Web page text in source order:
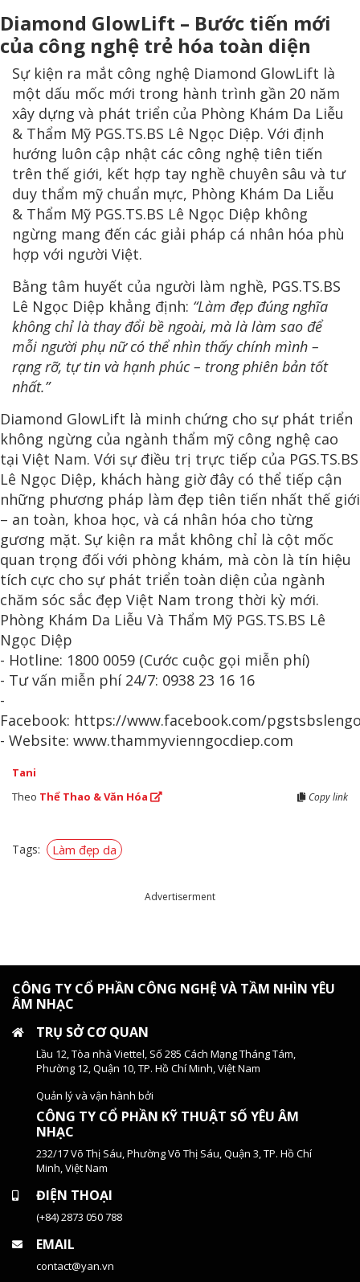
Diamond GlowLift – Bước tiến mới
của công nghệ trẻ hóa toàn diện
Sự kiện ra mắt công nghệ Diamond GlowLift là
một dấu mốc mới trong hành trình gần 20 năm
xây dựng và phát triển của Phòng Khám Da Liễu
& Thẩm Mỹ PGS.TS.BS Lê Ngọc Diệp. Với định
hướng luôn cập nhật các công nghệ tiên tiến
trên thế giới, kết hợp tay nghề chuyên sâu và tư
duy thẩm mỹ chuẩn mực, Phòng Khám Da Liễu
& Thẩm Mỹ PGS.TS.BS Lê Ngọc Diệp không
ngừng mang đến các giải pháp cá nhân hóa phù
hợp với người Việt.
Bằng tâm huyết của người làm nghề, PGS.TS.BS
Lê Ngọc Diệp khẳng định: “Làm đẹp đúng nghĩa
không chỉ là thay đổi bề ngoài, mà là làm sao để
mỗi người phụ nữ có thể nhìn thấy chính mình –
rạng rỡ, tự tin và hạnh phúc – trong phiên bản tốt
nhất.”
Diamond GlowLift là minh chứng cho sự phát triển
không ngừng của ngành thẩm mỹ công nghệ cao
tại Việt Nam. Với sự điều trị trực tiếp của PGS.TS.BS
Lê Ngọc Diệp, khách hàng giờ đây có thể tiếp cận
những phương pháp làm đẹp tiên tiến nhất thế giới
– an toàn, khoa học, và cá nhân hóa cho từng
gương mặt. Sự kiện ra mắt không chỉ là cột mốc
quan trọng đối với phòng khám, mà còn là tín hiệu
tích cực cho sự phát triển toàn diện của ngành
chăm sóc sắc đẹp Việt Nam trong thời kỳ mới.
Phòng Khám Da Liễu Và Thẩm Mỹ PGS.TS.BS Lê
Ngọc Diệp
- Hotline: 1800 0059 (Cước cuộc gọi miễn phí)
- Tư vấn miễn phí 24/7: 0938 23 16 16
-
Facebook: https://www.facebook.com/
- Website: www.thammyvienngocdiep.com
Tani
Theo Thể Thao & Văn Hóa Copy link
Tags: Làm đẹp da
Advertiserment
CÔNG TY CỔ PHẦN CÔNG NGHỆ VÀ TẦM NHÌN YÊU
ÂM NHẠC
TRỤ SỞ CƠ QUAN
Lầu 12, Tòa nhà Viettel, Số 285 Cách Mạng Tháng Tám,
Phường 12, Quận 10, TP. Hồ Chí Minh, Việt Nam
Quản lý và vận hành bởi
CÔNG TY CỔ PHẦN KỸ THUẬT SỐ YÊU ÂM
NHẠC
232/17 Võ Thị Sáu, Phường Võ Thị Sáu, Quận 3, TP. Hồ Chí
Minh, Việt Nam
ĐIỆN THOẠI
(+84) 2873 050 788
EMAIL
contact@yan.vn